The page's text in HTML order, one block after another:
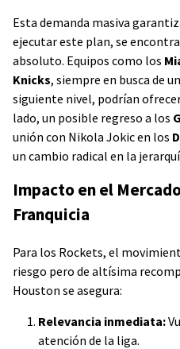
Esta demanda masiva
ejecutar este plan, se
absoluto. Equipos como los
Knicks, siempre en busca de
siguiente nivel, podrían
lado, un posible regreso a los
unión con Nikola Jokic en los
un cambio radical en la
Impacto en el
Franquicia
Para los Rockets, el
riesgo pero de altísima
Houston se asegura:
Relevancia inmediata:
atención de la liga.